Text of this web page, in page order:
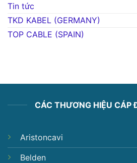
Tin tức
TKD KABEL (GERMANY)
TOP CABLE (SPAIN)
CÁC THƯƠNG HIỆU CÁP
Aristoncavi
Belden